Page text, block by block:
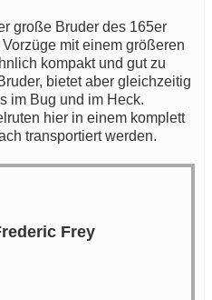
große Bruder des 165er
mit einem größeren
kompakt und gut zu
bietet aber gleichzeitig
im Bug und im Heck.
hier in einem komplett
transportiert werden.
Frey